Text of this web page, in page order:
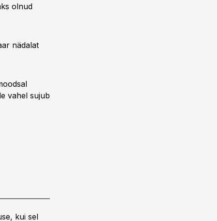
olnud
nädalat
vahel sujub
kui sel